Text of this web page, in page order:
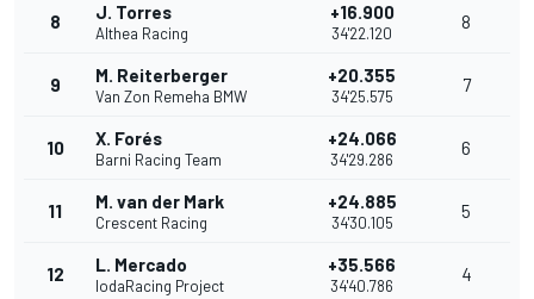
8 J. Torres
Althea Racing
+16.900
34'22.120
8
9 M. Reiterberger
Van Zon Remeha BMW
+20.355
34'25.575
7
10 X. Forés
Barni Racing Team
+24.066
34'29.286
6
11 M. van der Mark
Crescent Racing
+24.885
34'30.105
5
12 L. Mercado
IodaRacing Project
+35.566
34'40.786
4